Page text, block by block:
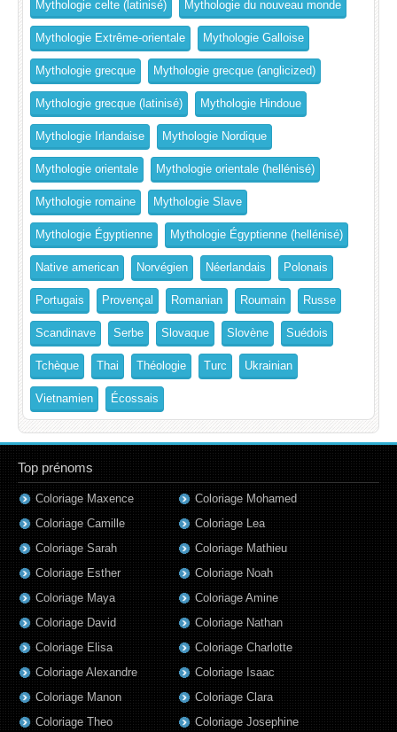
Mythologie celte (latinisé) Mythologie du nouveau monde
Mythologie Extrême-orientale Mythologie Galloise
Mythologie grecque Mythologie grecque (anglicized)
Mythologie grecque (latinisé) Mythologie Hindoue
Mythologie Irlandaise Mythologie Nordique
Mythologie orientale Mythologie orientale (hellénisé)
Mythologie romaine Mythologie Slave
Mythologie Égyptienne Mythologie Égyptienne (hellénisé)
Native american Norvégien Néerlandais Polonais
Portugais Provençal Romanian Roumain Russe
Scandinave Serbe Slovaque Slovène Suédois
Tchèque Thai Théologie Turc Ukrainian
Vietnamien Écossais
Top prénoms
Coloriage Maxence
Coloriage Camille
Coloriage Sarah
Coloriage Esther
Coloriage Maya
Coloriage David
Coloriage Elisa
Coloriage Alexandre
Coloriage Manon
Coloriage Theo
Coloriage Mohamed
Coloriage Lea
Coloriage Mathieu
Coloriage Noah
Coloriage Amine
Coloriage Nathan
Coloriage Charlotte
Coloriage Isaac
Coloriage Clara
Coloriage Josephine